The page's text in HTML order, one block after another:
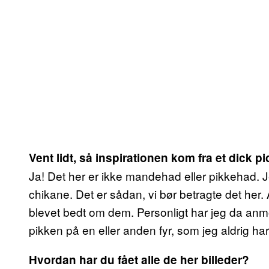
Vent lidt, så inspirationen kom fra et dick
Ja! Det her er ikke mandehad eller pikkehad.
chikane. Det er sådan, vi bør betragte det
blevet bedt om dem. Personligt har jeg da
pikken på en eller anden fyr, som jeg aldrig
Hvordan har du fået alle de her billeder?